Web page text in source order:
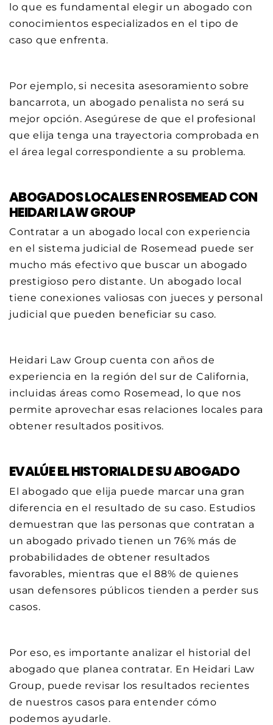
lo que es fundamental elegir un abogado con
conocimientos especializados en el tipo de
caso que enfrenta.
Por ejemplo, si necesita asesoramiento sobre
bancarrota, un abogado penalista no será su
mejor opción. Asegúrese de que el profesional
que elija tenga una trayectoria comprobada en
el área legal correspondiente a su problema.
ABOGADOS LOCALES EN ROSEMEAD CON
HEIDARI LAW GROUP
Contratar a un abogado local con experiencia
en el sistema judicial de Rosemead puede ser
mucho más efectivo que buscar un abogado
prestigioso pero distante. Un abogado local
tiene conexiones valiosas con jueces y personal
judicial que pueden beneficiar su caso.
Heidari Law Group cuenta con años de
experiencia en la región del sur de California,
incluidas áreas como Rosemead, lo que nos
permite aprovechar esas relaciones locales para
obtener resultados positivos.
EVALÚE EL HISTORIAL DE SU ABOGADO
El abogado que elija puede marcar una gran
diferencia en el resultado de su caso. Estudios
demuestran que las personas que contratan a
un abogado privado tienen un 76% más de
probabilidades de obtener resultados
favorables, mientras que el 88% de quienes
usan defensores públicos tienden a perder sus
casos.
Por eso, es importante analizar el historial del
abogado que planea contratar. En Heidari Law
Group, puede revisar los resultados recientes
de nuestros casos para entender cómo
podemos ayudarle.